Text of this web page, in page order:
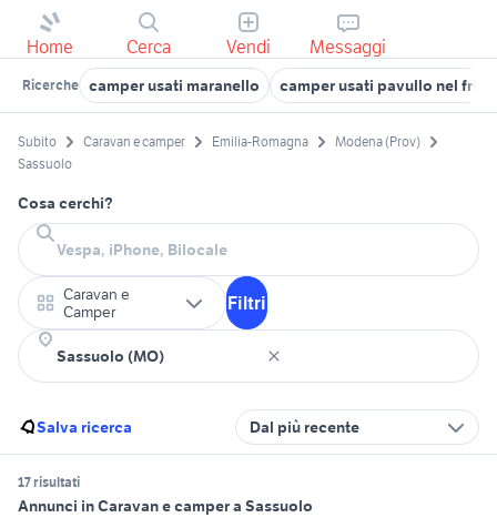
Home Cerca Vendi Messaggi
Ricerche camper usati maranello camper usati pavullo nel
Subito Caravan e camper Emilia-Romagna
Modena (Prov)
Sassuolo
Cosa cerchi?
Caravan e
Camper
Filtri
Salva ricerca Dal più recente
17 risultati
Annunci in Caravan e camper a Sassuolo